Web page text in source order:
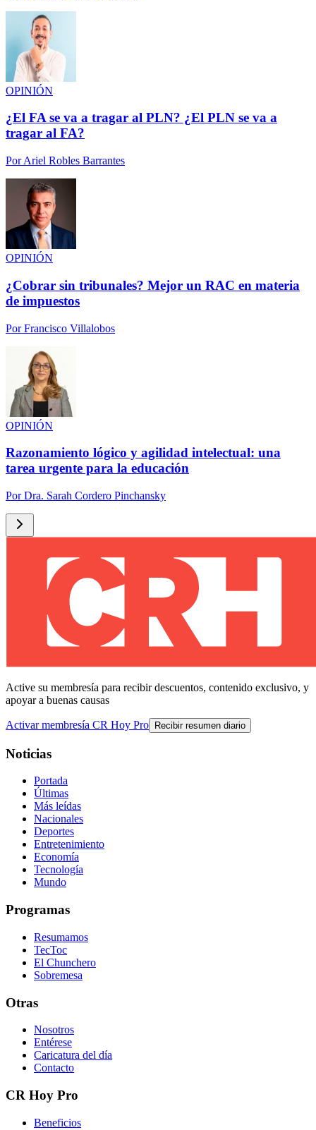
OPINIÓN
¿El FA se va a tragar al PLN? ¿El PLN se va a
tragar al FA?
PorAriel Robles Barrantes
OPINIÓN
¿Cobrar sin tribunales? Mejor un RAC en materia
de impuestos
PorFrancisco Villalobos
OPINIÓN
Razonamiento lógico y agilidad intelectual: una
tarea urgente para la educación
PorDra. Sarah Cordero Pinchansky
Active su membresía para recibir descuentos, contenido exclusivo, y
apoyar a buenas causas
Activar membresía CR Hoy Pro Recibir resumen diario
Noticias
Portada
Últimas
Más leídas
Nacionales
Deportes
Entretenimiento
Economía
Tecnología
Mundo
Programas
Resumamos
TecToc
El Chunchero
Sobremesa
Otras
Nosotros
Entérese
Caricatura del día
Contacto
CR Hoy Pro
Beneficios